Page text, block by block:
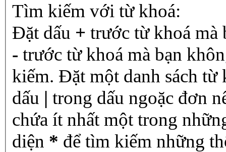
Tìm kiếm với từ khoá:
Đặt dấu + trước từ khoá mà
- trước từ khoá mà bạn
kiếm. Đặt một danh sách từ
dấu | trong dấu ngoặc đơn
chứa ít nhất một trong
diện * để tìm kiếm những